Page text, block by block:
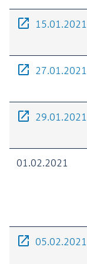
15.01.2021
27.01.2021
29.01.2021
01.02.2021
05.02.2021